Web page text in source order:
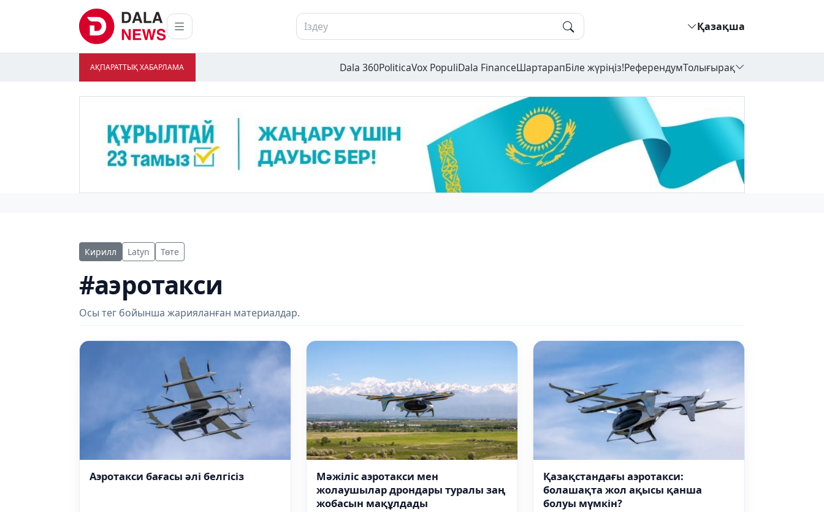
Қазақша
АҚПАРАТТЫҚ ХАБАРЛАМА Dala 360PoliticaVox PopuliDala FinanceШартарапБіле жүріңіз!РеферендумТолығырақ
Кирилл Latyn Төте
#аэротакси
Осы тег бойынша жарияланған материалдар.
Аэротакси бағасы әлі белгісіз
Мәжіліс аэротакси мен
жолаушылар дрондары туралы заң
жобасын мақұлдады
Қазақстандағы аэротакси:
болашақта жол ақысы қанша
болуы мүмкін?